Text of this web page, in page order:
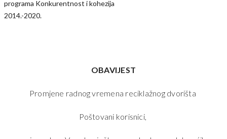
programa Konkurentnost i kohezija
2014.-2020.
OBAVIJEST
Promjene radnog vremena reciklažnog dvorišta
Poštovani korisnici,